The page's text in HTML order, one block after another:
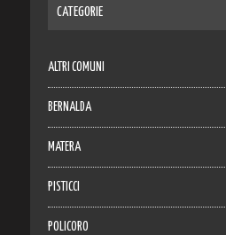
CATEGORIE
ALTRI COMUNI
BERNALDA
MATERA
PISTICCI
POLICORO